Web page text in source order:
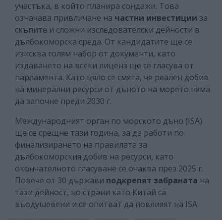
участъка, в който планира сондажи. Това
означава привличане на частни инвестиции за
скъпите и сложни изследователски дейности в
дълбокоморска среда. От кандидатите ще се
изисква голям набор от документи, като
издаването на всеки лиценз ще се гласува от
парламента. Като цяло се смята, че реален добив
на минерални ресурси от дъното на морето няма
да започне преди 2030 г.
Международният орган по морското дъно (ISA)
ще се срещне тази година, за да работи по
финализирането на правилата за
дълбокоморския добив на ресурси, като
окончателното гласуване се очаква през 2025 г.
Повече от 30 държави подкрепят забраната на
тази дейност, но страни като Китай са
въодушевени и се опитват да повлияят на ISA.